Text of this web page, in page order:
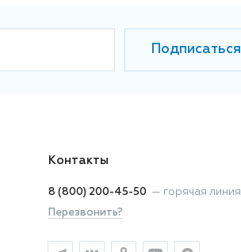
Подписаться
Контакты
8 (800) 200-45-50 — горячая линия
Перезвонить?